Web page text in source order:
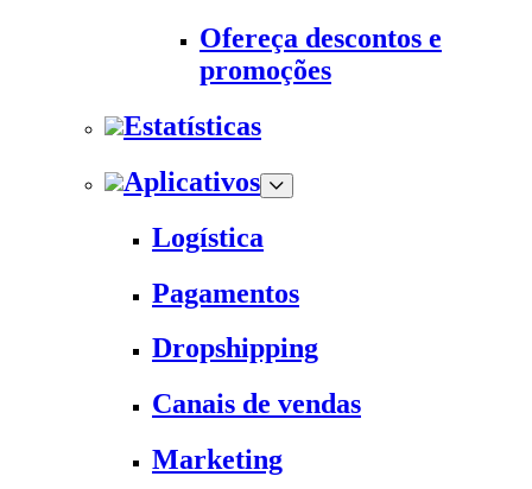
Ofereça descontos e
promoções
Estatísticas
Aplicativos
Logística
Pagamentos
Dropshipping
Canais de vendas
Marketing